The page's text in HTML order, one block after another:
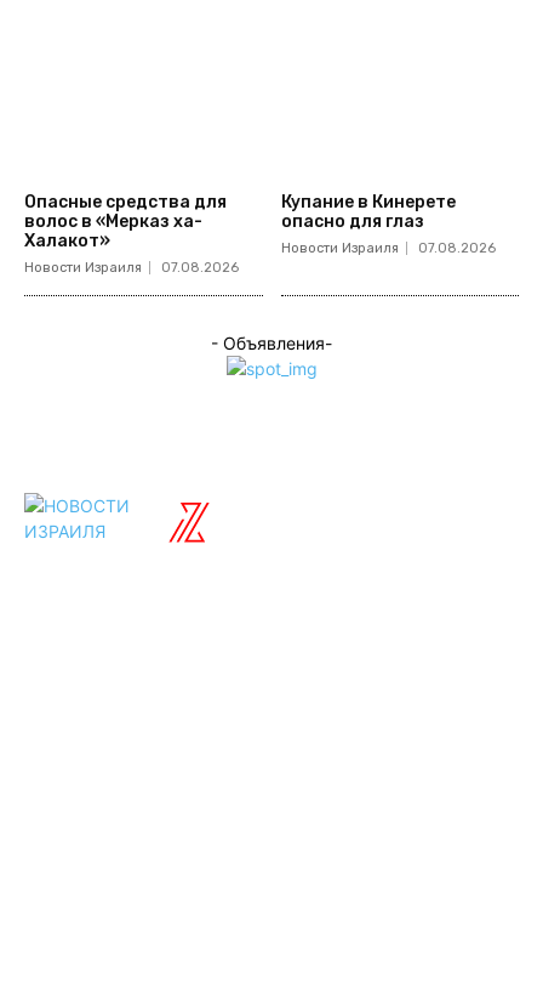
Опасные средства для
волос в «Мерказ ха-
Халакот»
Новости Израиля 07.08.2026
Купание в Кинерете
опасно для глаз
Новости Израиля 07.08.2026
- Объявления-